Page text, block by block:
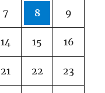
7 8 9
14 15 16
21 22 23